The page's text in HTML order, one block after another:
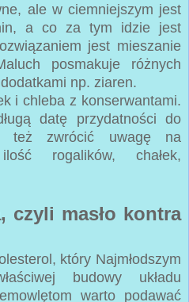
ale w ciemniejszym jest
a co za tym idzie jest
jest mieszanie
posmakuje różnych
np. ziaren.
i chleba z konserwantami.
datę przydatności do
też zwrócić uwagę na
rogalików, chałek,
czyli masło kontra
który Najmłodszym
budowy układu
warto podawać